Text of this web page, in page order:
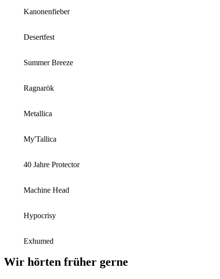
Kanonenfieber
Desertfest
Summer Breeze
Ragnarök
Metallica
My'Tallica
40 Jahre Protector
Machine Head
Hypocrisy
Exhumed
Wir hörten früher gerne